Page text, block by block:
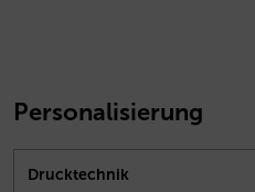
Personalisierung
Drucktechnik